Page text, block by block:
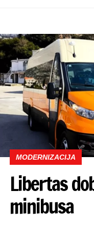
MODERNIZACIJA
Libertas
minibusa